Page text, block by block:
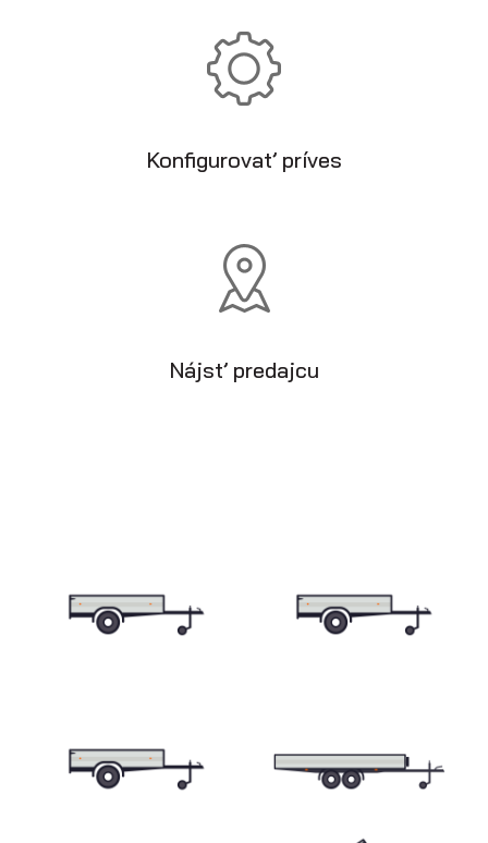
Konfigurovať príves
Nájsť predajcu